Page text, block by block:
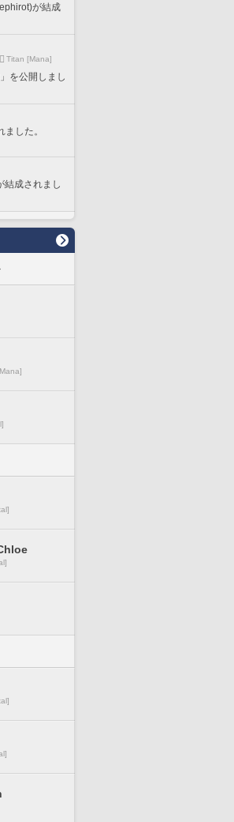
が結成
Titan [Mana]
を公開しまし
した。
結成されまし